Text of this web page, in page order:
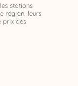
stations
région, leurs
prix des